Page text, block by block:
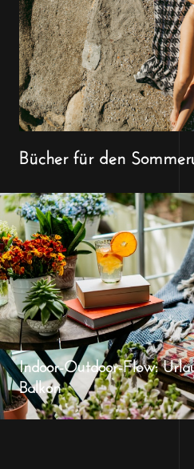
Bücher für den
Indoor-Outdoor-Flow:
Balkon